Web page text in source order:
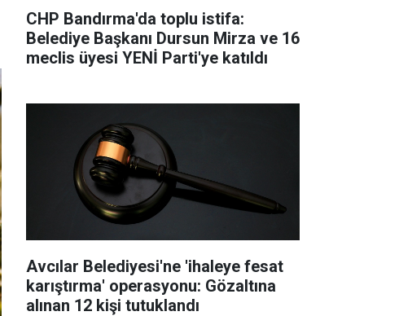
CHP Bandırma'da toplu istifa:
Belediye Başkanı Dursun Mirza ve 16
meclis üyesi YENİ Parti'ye katıldı
Avcılar Belediyesi'ne 'ihaleye fesat
karıştırma' operasyonu: Gözaltına
alınan 12 kişi tutuklandı